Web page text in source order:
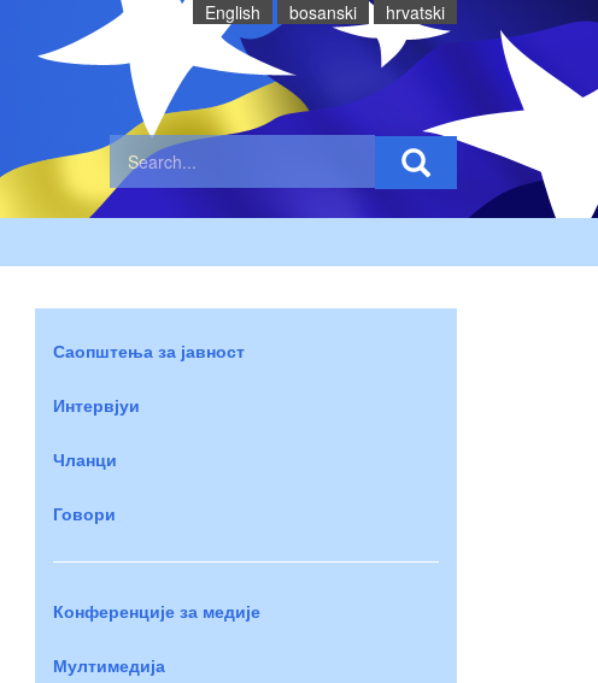
English bosanski hrvatski
Саопштења за јавност
Интервјуи
Чланци
Говори
Конференције за медије
Мултимедија